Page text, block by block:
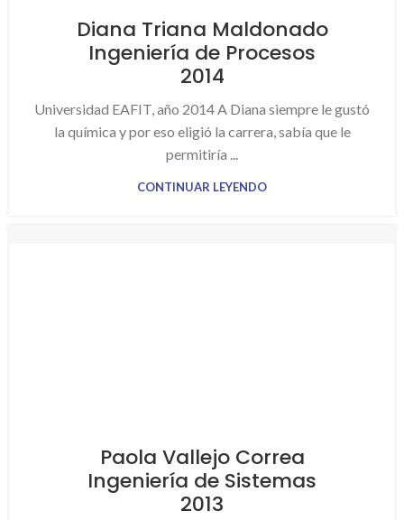
Diana Triana Maldonado
Ingeniería de Procesos
2014
Universidad EAFIT, año 2014 A Diana siempre le gustó
la química y por eso eligió la carrera, sabía que le
permitiría ...
CONTINUAR LEYENDO
Paola Vallejo Correa
Ingeniería de Sistemas
2013